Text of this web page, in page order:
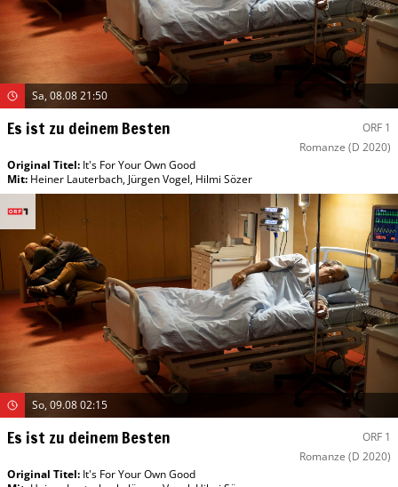
Sa, 08.08 21:50
Es ist zu deinem Besten
ORF 1
Romanze (D 2020)
Original Titel: It's For Your Own Good
Mit: Heiner Lauterbach, Jürgen Vogel, Hilmi Sözer
So, 09.08 02:15
Es ist zu deinem Besten
ORF 1
Romanze (D 2020)
Original Titel: It's For Your Own Good